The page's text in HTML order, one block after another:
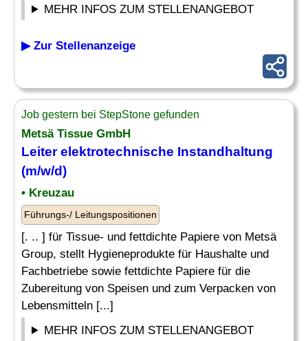
MEHR INFOS ZUM STELLENANGEBOT
▶ Zur Stellenanzeige
Job gestern bei StepStone gefunden
Metsä Tissue GmbH
Leiter elektrotechnische Instandhaltung
(m/w/d)
• Kreuzau
Führungs-/ Leitungspositionen
[. .. ] für Tissue- und fettdichte Papiere von Metsä
Group, stellt Hygieneprodukte für Haushalte und
Fachbetriebe sowie fettdichte Papiere für die
Zubereitung von Speisen und zum Verpacken von
Lebensmitteln [...]
MEHR INFOS ZUM STELLENANGEBOT